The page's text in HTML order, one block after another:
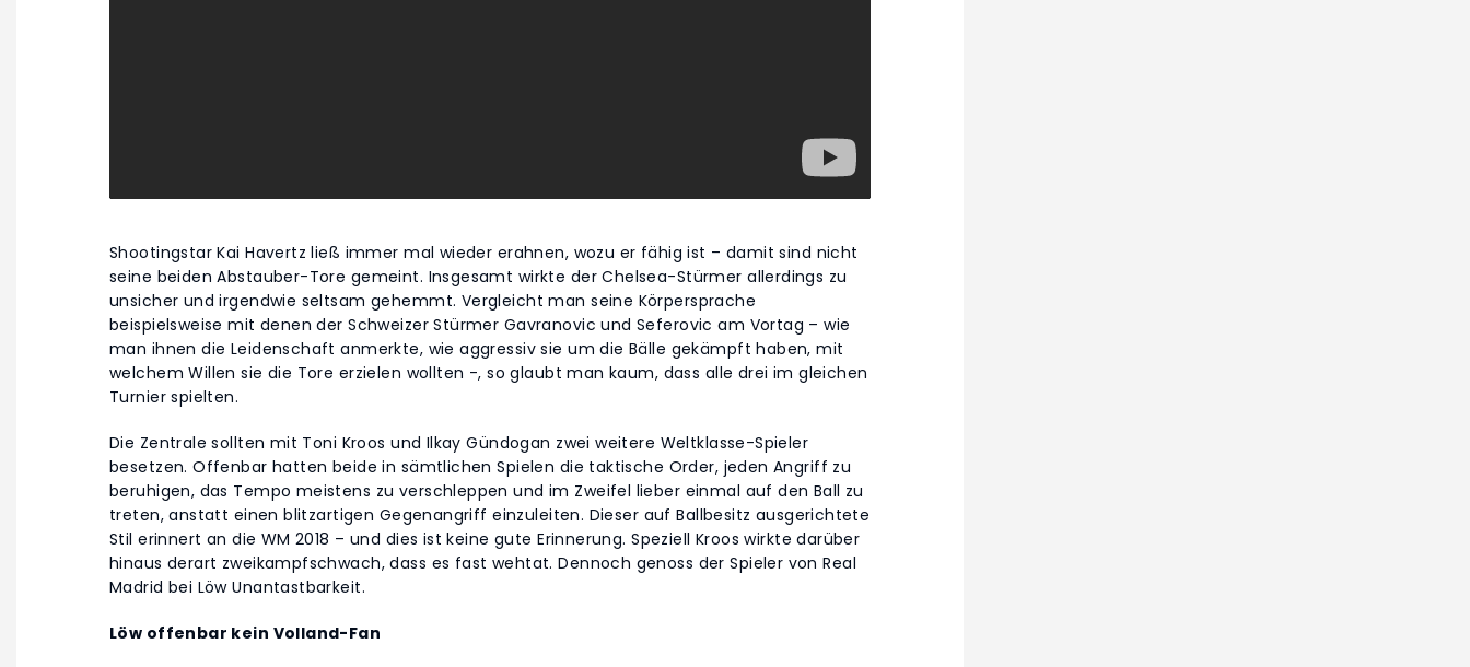
Shootingstar Kai Havertz ließ immer mal wieder erahnen, wozu er fähig ist – damit sind nicht
seine beiden Abstauber-Tore gemeint. Insgesamt wirkte der Chelsea-Stürmer allerdings zu
unsicher und irgendwie seltsam gehemmt. Vergleicht man seine Körpersprache
beispielsweise mit denen der Schweizer Stürmer Gavranovic und Seferovic am Vortag – wie
man ihnen die Leidenschaft anmerkte, wie aggressiv sie um die Bälle gekämpft haben, mit
welchem Willen sie die Tore erzielen wollten -, so glaubt man kaum, dass alle drei im gleichen
Turnier spielten.
Die Zentrale sollten mit Toni Kroos und Ilkay Gündogan zwei weitere Weltklasse-Spieler
besetzen. Offenbar hatten beide in sämtlichen Spielen die taktische Order, jeden Angriff zu
beruhigen, das Tempo meistens zu verschleppen und im Zweifel lieber einmal auf den Ball zu
treten, anstatt einen blitzartigen Gegenangriff einzuleiten. Dieser auf Ballbesitz ausgerichtete
Stil erinnert an die WM 2018 – und dies ist keine gute Erinnerung. Speziell Kroos wirkte darüber
hinaus derart zweikampfschwach, dass es fast wehtat. Dennoch genoss der Spieler von Real
Madrid bei Löw Unantastbarkeit.
Löw offenbar kein Volland-Fan